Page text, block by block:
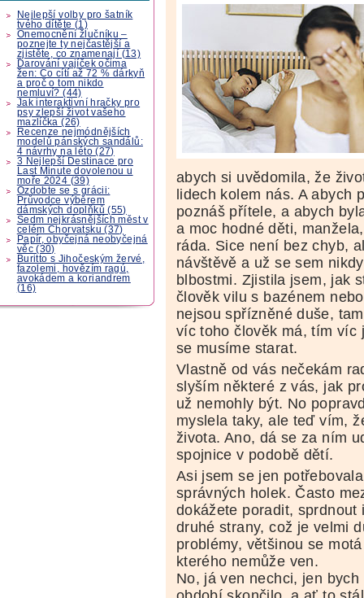
Nejlepší volby pro šatník
tvého dítěte (1)
Onemocnění žlučníku –
poznejte ty nejčastější a
zjistěte, co znamenají (13)
Darování vajíček očima
žen: Co cítí až 72 % dárkyň
a proč o tom nikdo
nemluví? (44)
Jak interaktivní hračky pro
psy zlepší život vašeho
mazlíčka (26)
Recenze nejmódnějších
modelů pánských sandálů:
4 návrhy na léto (27)
3 Nejlepší Destinace pro
Last Minute dovolenou u
moře 2024 (39)
Ozdobte se s grácii:
Průvodce výběrem
dámských doplňků (55)
Sedm nejkrásnějších měst v
celém Chorvatsku (37)
Papír, obyčejná neobyčejná
věc (30)
Buritto s Jihočeským žervé,
fazolemi, hovězím ragú,
avokádem a koriandrem
(16)
abych si uvědomila, že
lidech kolem nás. A abych
poznáš přítele, a abych
a moc hodné děti,
ráda. Sice není bez chyb,
návštěvě a už se sem
blbostmi. Zjistila jsem, jak
člověk vilu s bazénem
nejsou spřízněné duše,
víc toho člověk má, tím víc
se musíme starat.
Vlastně od vás nečekám
slyším některé z vás, jak
už nemohly být. No
myslela taky, ale teď vím,
života. Ano, dá se za ním
spojnice v podobě dětí.
Asi jsem se jen
správných holek. Často
dokážete poradit,
druhé strany, což je velmi
problémy, většinou se
kterého nemůže ven.
No, já ven nechci, jen